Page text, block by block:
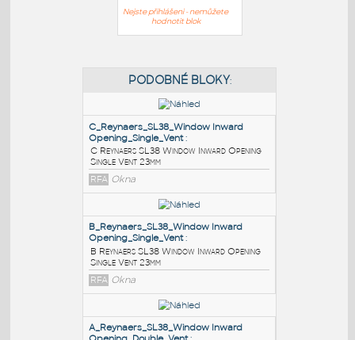
Nejste přihlášeni - nemůžete
hodnotit blok
PODOBNÉ BLOKY
C_Reynaers_SL38_Window Inward
Opening_Single_Vent
C Reynaers SL38 Window Inward Opening
Single Vent 23mm
RFA Okna